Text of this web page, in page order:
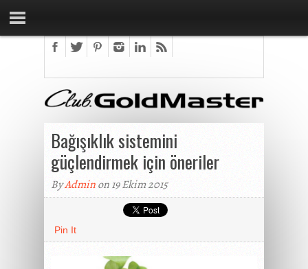
Bağışıklık sistemini
güçlendirmek için öneriler
ByAdminon 19 Ekim 2015
Pin It